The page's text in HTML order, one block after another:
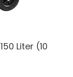
150 Liter (10